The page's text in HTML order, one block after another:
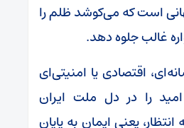
است که می‌کوشد ظلم را
غالب جلوه دهد.
اقتصادی یا امنیتی‌ای
را در دل ملت ایران
یعنی ایمان به پایان